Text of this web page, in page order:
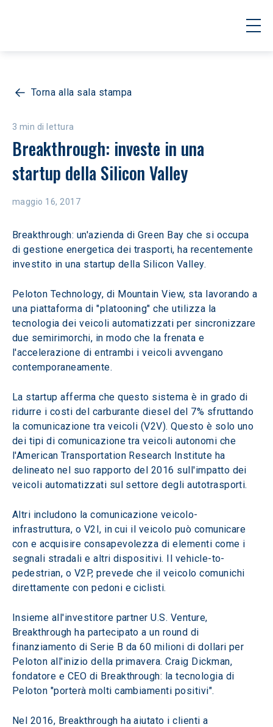
Torna alla sala stampa
3 min di lettura
Breakthrough: investe in una
startup della Silicon Valley
maggio 16, 2017
Breakthrough: un'azienda di Green Bay che si occupa
di gestione energetica dei trasporti, ha recentemente
investito in una startup della Silicon Valley.
Peloton Technology, di Mountain View, sta lavorando a
una piattaforma di "platooning" che utilizza la
tecnologia dei veicoli automatizzati per sincronizzare
due semirimorchi, in modo che la frenata e
l'accelerazione di entrambi i veicoli avvengano
contemporaneamente.
La startup afferma che questo sistema è in grado di
ridurre i costi del carburante diesel del 7% sfruttando
la comunicazione tra veicoli (V2V). Questo è solo uno
dei tipi di comunicazione tra veicoli autonomi che
l'American Transportation Research Institute ha
delineato nel suo rapporto del 2016 sull'impatto dei
veicoli automatizzati sul settore degli autotrasporti.
Altri includono la comunicazione veicolo-
infrastruttura, o V2I, in cui il veicolo può comunicare
con e acquisire consapevolezza di elementi come i
segnali stradali e altri dispositivi. Il vehicle-to-
pedestrian, o V2P, prevede che il veicolo comunichi
direttamente con pedoni e ciclisti.
Insieme all'investitore partner U.S. Venture,
Breakthrough ha partecipato a un round di
finanziamento di Serie B da 60 milioni di dollari per
Peloton all'inizio della primavera. Craig Dickman,
fondatore e CEO di Breakthrough: la tecnologia di
Peloton "porterà molti cambiamenti positivi".
Nel 2016, Breakthrough ha aiutato i clienti a